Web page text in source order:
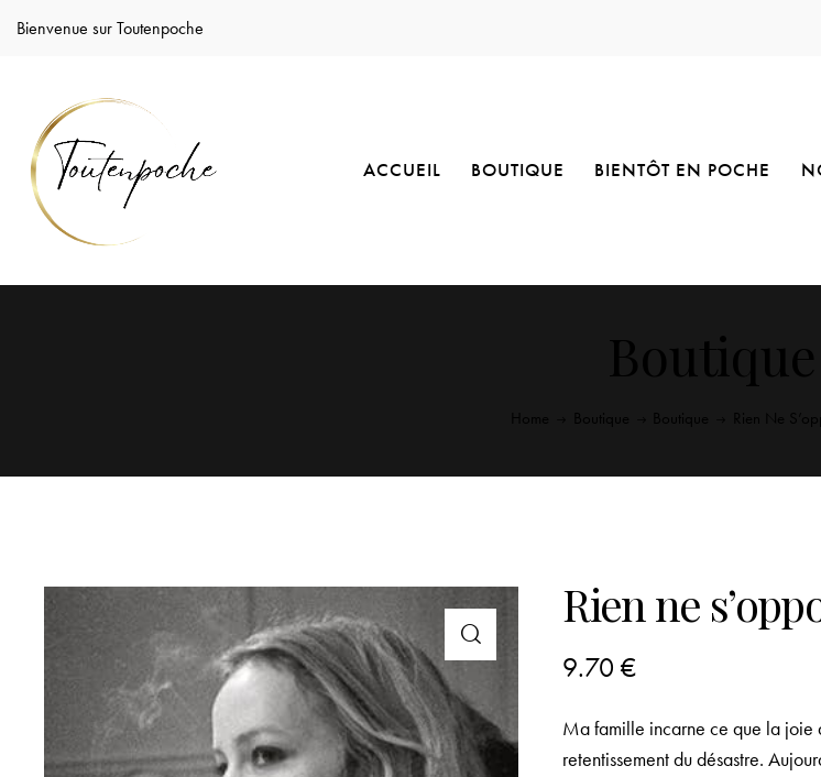
Bienvenue sur Toutenpoche
ACCUEIL BOUTIQUE BIENTÔT EN POCHE
Rien ne
9.70€
Ma famille incarne ce que la joie
retentissement du désastre.